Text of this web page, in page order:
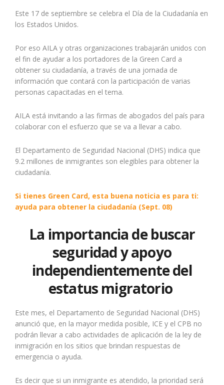
Este 17 de septiembre se celebra el Día de la Ciudadanía en
los Estados Unidos.
Por eso AILA y otras organizaciones trabajarán unidos con
el fin de ayudar a los portadores de la Green Card a
obtener su ciudadanía, a través de una jornada de
información que contará con la participación de varias
personas capacitadas en el tema.
AILA está invitando a las firmas de abogados del país para
colaborar con el esfuerzo que se va a llevar a cabo.
El Departamento de Seguridad Nacional (DHS) indica que
9.2 millones de inmigrantes son elegibles para obtener la
ciudadanía.
Si tienes Green Card, esta buena noticia es para ti:
ayuda para obtener la ciudadanía (Sept. 08)
La importancia de buscar
seguridad y apoyo
independientemente del
estatus migratorio
Este mes, el Departamento de Seguridad Nacional (DHS)
anunció que, en la mayor medida posible, ICE y el CPB no
podrán llevar a cabo actividades de aplicación de la ley de
inmigración en los sitios que brindan respuestas de
emergencia o ayuda.
Es decir que si un inmigrante es atendido, la prioridad será